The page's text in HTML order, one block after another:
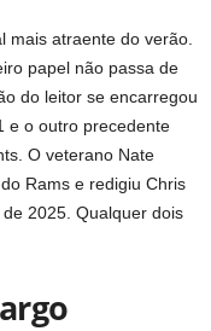
mais atraente do verão.
papel não passa de
do leitor se encarregou
e o outro precedente
O veterano Nate
Rams e redigiu Chris
2025. Qualquer dois